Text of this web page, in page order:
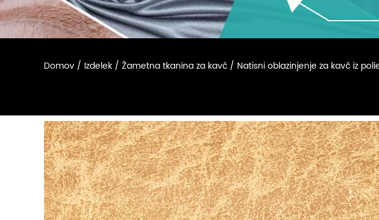
Domov / Izdelek / Žametna tkanina za kavč / Natisni oblazinjenje za kavč iz